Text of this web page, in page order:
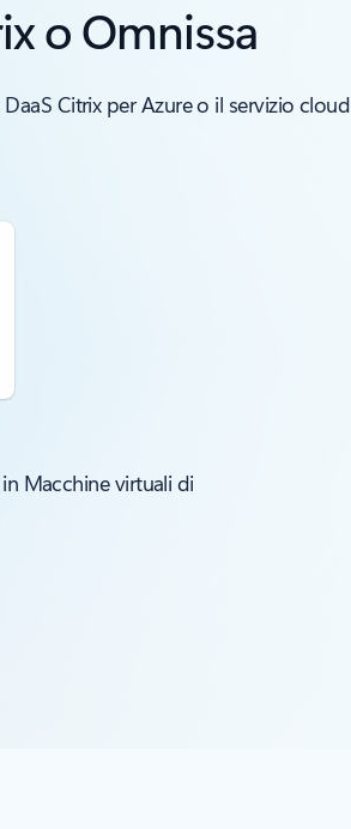
o Omnissa
Citrix per Azure o il servizio cloud
Macchine virtuali di